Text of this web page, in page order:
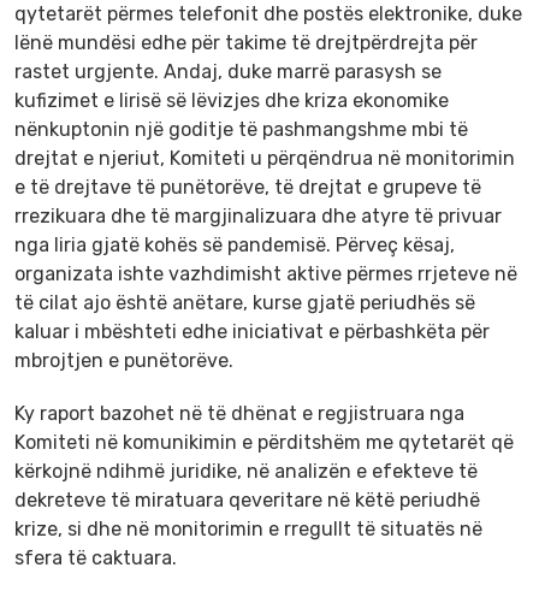
qytetarët përmes telefonit dhe postës elektronike, duke
lënë mundësi edhe për takime të drejtpërdrejta për
rastet urgjente. Andaj, duke marrë parasysh se
kufizimet e lirisë së lëvizjes dhe kriza ekonomike
nënkuptonin një goditje të pashmangshme mbi të
drejtat e njeriut, Komiteti u përqëndrua në monitorimin
e të drejtave të punëtorëve, të drejtat e grupeve të
rrezikuara dhe të margjinalizuara dhe atyre të privuar
nga liria gjatë kohës së pandemisë. Përveç kësaj,
organizata ishte vazhdimisht aktive përmes rrjeteve në
të cilat ajo është anëtare, kurse gjatë periudhës së
kaluar i mbështeti edhe iniciativat e përbashkëta për
mbrojtjen e punëtorëve.
Ky raport bazohet në të dhënat e regjistruara nga
Komiteti në komunikimin e përditshëm me qytetarët që
kërkojnë ndihmë juridike, në analizën e efekteve të
dekreteve të miratuara qeveritare në këtë periudhë
krize, si dhe në monitorimin e rregullt të situatës në
sfera të caktuara.